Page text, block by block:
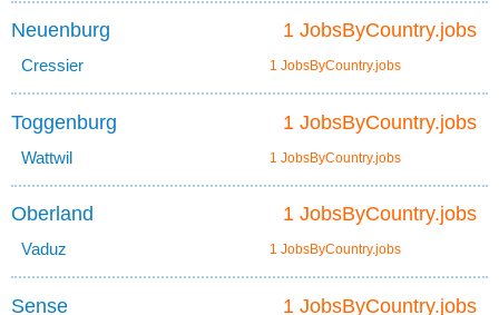
1 JobsByCountry.jobs
Neuenburg
Cressier 1 JobsByCountry.jobs
1 JobsByCountry.jobs
Toggenburg
Wattwil 1 JobsByCountry.jobs
1 JobsByCountry.jobs
Oberland
Vaduz 1 JobsByCountry.jobs
1 JobsByCountry.jobs
Sense